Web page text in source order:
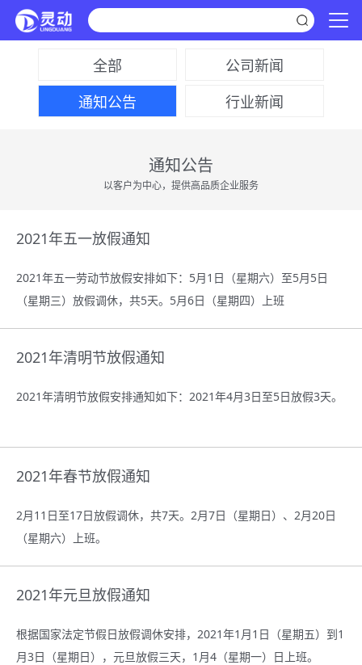
全部
公司新闻
通知公告
行业新闻
通知公告
以客户为中心，提供高品质企业服务
2021年五一放假通知
2021年五一劳动节放假安排如下：5月1日（星期六）至5月5日
（星期三）放假调休，共5天。5月6日（星期四）上班
2021年清明节放假通知
2021年清明节放假安排通知如下：2021年4月3日至5日放假3天。
2021年春节放假通知
2月11日至17日放假调休，共7天。2月7日（星期日）、2月20日
（星期六）上班。
2021年元旦放假通知
根据国家法定节假日放假调休安排，2021年1月1日（星期五）到1
月3日（星期日），元旦放假三天，1月4（星期一）日上班。